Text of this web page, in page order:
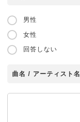
男性
女性
回答しない
曲名 / アーティスト名